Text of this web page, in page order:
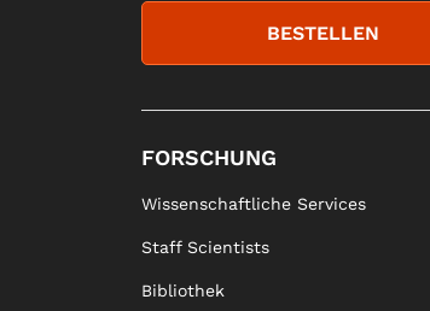
BESTELLEN
FORSCHUNG
Wissenschaftliche Services
Staff Scientists
Bibliothek